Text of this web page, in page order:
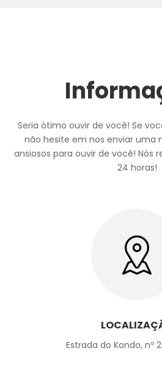
Seria ótimo ouvir de você! Se
não hesite em nos enviar uma
ansiosos para ouvir de você! Nós
24 horas!
Estrada do Kondo, nº